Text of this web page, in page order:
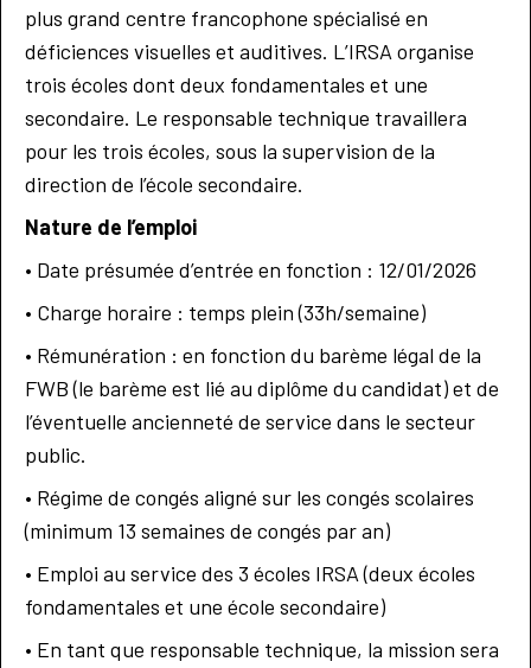
plus grand centre francophone spécialisé en
déficiences visuelles et auditives. L’IRSA organise
trois écoles dont deux fondamentales et une
secondaire. Le responsable technique travaillera
pour les trois écoles, sous la supervision de la
direction de l’école secondaire.
Nature de l’emploi
• Date présumée d’entrée en fonction : 12/01/2026
• Charge horaire : temps plein (33h/semaine)
• Rémunération : en fonction du barème légal de la
FWB (le barème est lié au diplôme du candidat) et de
l’éventuelle ancienneté de service dans le secteur
public.
• Régime de congés aligné sur les congés scolaires
(minimum 13 semaines de congés par an)
• Emploi au service des 3 écoles IRSA (deux écoles
fondamentales et une école secondaire)
• En tant que responsable technique, la mission sera